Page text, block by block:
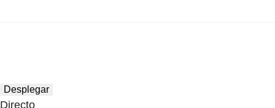
Desplegar
Directo